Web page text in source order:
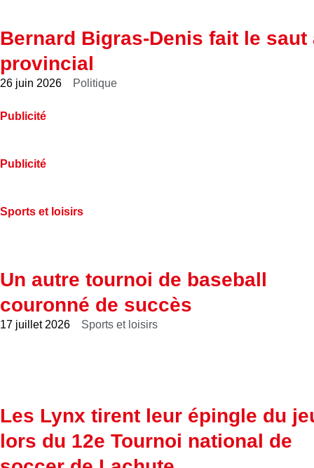
Bernard Bigras-Denis fait le saut
provincial
26 juin 2026 Politique
Publicité
Publicité
Sports et loisirs
Un autre tournoi de baseball
couronné de succès
17 juillet 2026 Sports et loisirs
Les Lynx tirent leur épingle du
lors du 12e Tournoi national de